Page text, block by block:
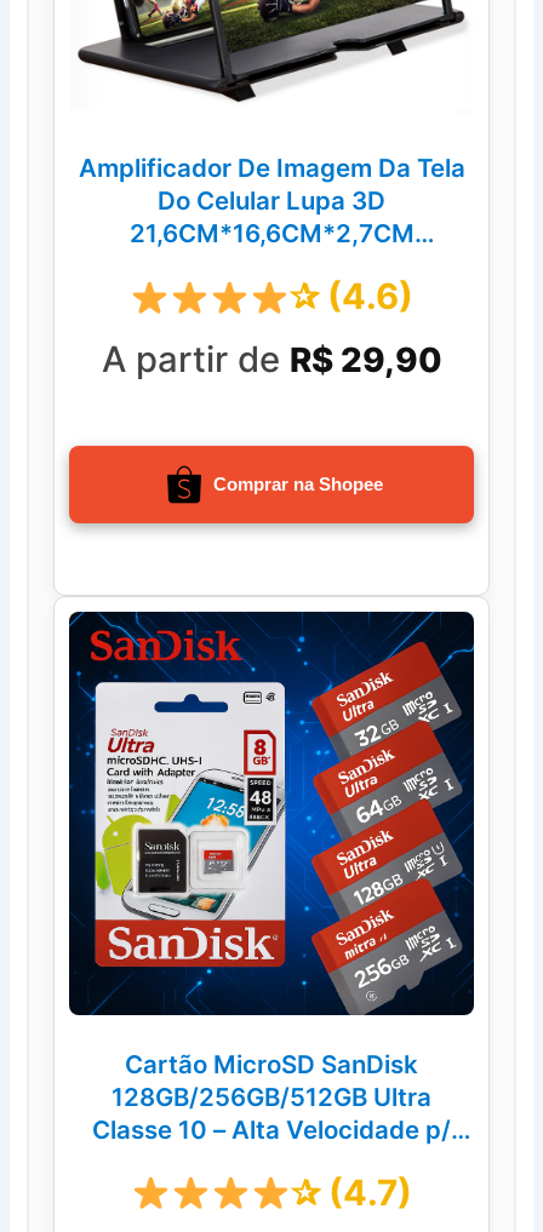
Amplificador De Imagem Da Tela
Do Celular Lupa 3D
21,6CM*16,6CM*2,7CM
✰ (4.6)
A partir de R$ 29,90
Comprar na Shopee
Cartão MicroSD SanDisk
128GB/256GB/512GB Ultra
Classe 10 – Alta Velocidade p/
✰ (4.7)